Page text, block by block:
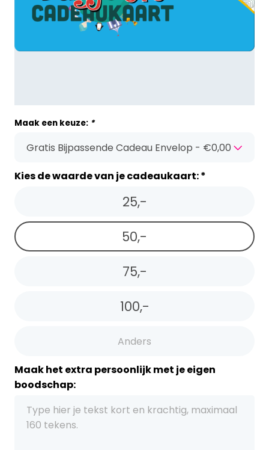
Maak een keuze: *
Kies de waarde van je cadeaukaart: *
25,-
50,-
75,-
100,-
Maak het extra persoonlijk met je eigen
boodschap: